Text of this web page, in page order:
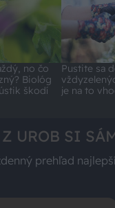
no čo
Biológ
škodí
Pustite sa
je na to
UROB SI
prehľad